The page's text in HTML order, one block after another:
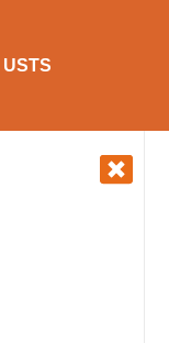
USTS